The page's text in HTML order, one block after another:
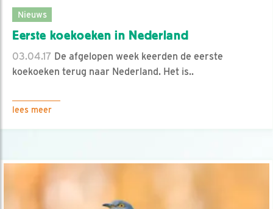
Nieuws
Eerste koekoeken in Nederland
03.04.17 De afgelopen week keerden de eerste
koekoeken terug naar Nederland. Het is..
lees meer